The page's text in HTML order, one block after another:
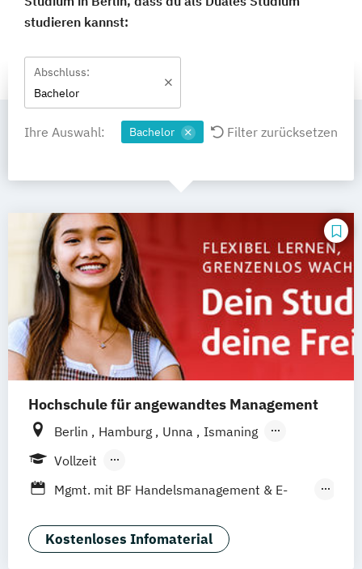
studieren kannst:
Abschluss:
Bachelor
Ihre Auswahl: Bachelor Filter zurücksetzen
Hochschule für angewandtes Management
Berlin Hamburg Unna
Ismaning
Mannheim
Stuttgart
Vollzeit
Berufsbegleitendes Präsenzstudium
Mgmt. mit BF Handelsmanagement & E-
Social Media Studies Sportmanagement
Kostenloses Infomaterial